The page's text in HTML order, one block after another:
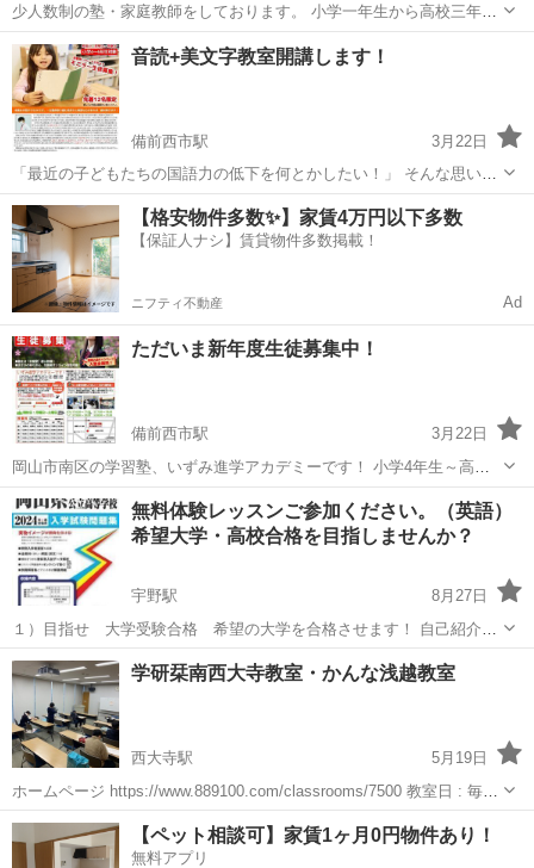
少人数制の塾・家庭教師をしております。 小学一年生から高校三年生
まで指導可能です。 臨床心理学専門の修士であり、25年以上の指導実
績があります。 アルバイト学生ではなく、塾長自身が授業を行いま
す。 ありがたい...
岡山 倉敷市 倉敷駅 塾 少人数
音読+美文字教室開講します！
備前西市駅
3月22日
「最近の子どもたちの国語力の低下を何とかしたい！」 そんな思い
で、国語力アップを図るための 「音読+美文字教室」を4月より開講し
ます！ 芳田小学校、芳明小学校、芳泉小学校の4～6年生が対象です！
ただいま...
岡山 岡山市 備前西市駅 塾
【格安物件多数✨】家賃4万円以下多数
【保証人ナシ】賃貸物件多数掲載！
ニフティ不動産 Ad
ただいま新年度生徒募集中！
備前西市駅
3月22日
岡山市南区の学習塾、いずみ進学アカデミーです！ 小学4年生～高校
生まで、1対3の個別指導でわかりやすく丁寧に指導します！ 英検対策
や小論文対策も対応！ ただいま新年度生徒大募集中です！ 詳しくはホ
ームページで...
岡山 岡山市 備前西市駅 小論文
無料体験レッスンご参加ください。（英語）
希望大学・高校合格を目指しませんか？
宇野駅
8月27日
１）目指せ 大学受験合格 希望の大学を合格させます！ 自己紹介は
次のHPをご覧ください。岡山大学での授業の様子や英語学習にいい映
画や音楽をReferenceをクリックしてもらうと出てきます。 HP
https:...
岡山 岡山市 宇野駅 塾 無料
学研栞南西大寺教室・かんな浅越教室
西大寺駅
5月19日
ホームページ https://www.889100.com/classrooms/7500 教室日 : 毎週
水曜日・金曜日 会 場 : 緑花公園 百花プラザ 会議室 時 間 : 16:00～
18:00 対 象 ...
岡山 岡山市 西大寺駅 塾 理科
【ペット相談可】家賃1ヶ月0円物件あり！
無料アプリ